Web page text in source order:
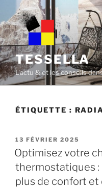
content
TESSELLA
L'actu & et les conseils
ÉTIQUETTE :
POSTED
ON
13 FÉVRIER 2025
Optimisez votre
thermostatiques :
plus de confort et